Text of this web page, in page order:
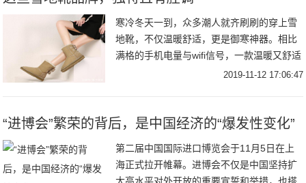
寒冷冬天一到，众多潮人就齐刷刷的穿上雪
地靴，不仅温暖舒适，更是御寒神器。相比
满格的手机电量与wifi信号，一款温暖又舒适
的雪地靴，更能在寒冷的冬天给你安全感，
2019-11-12 17:06:47
“进博会”繁荣的背后，是中国经济的“爆发性变化”
第二届中国国际进口博览会于11月5日在上
海正式拉开帷幕。进博会不仅是中国坚持扩